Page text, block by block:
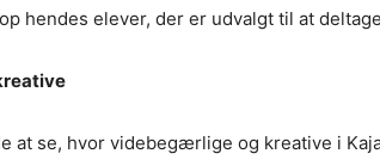
hendes elever, der er udvalgt til at
at se, hvor videbegærlige og kreative i